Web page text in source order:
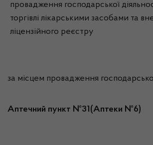
провадження господарської
торгівлі лікарськими засобами та
ліцензійного реєстру
за місцем провадження
Аптечний пункт №31(Аптеки №6)